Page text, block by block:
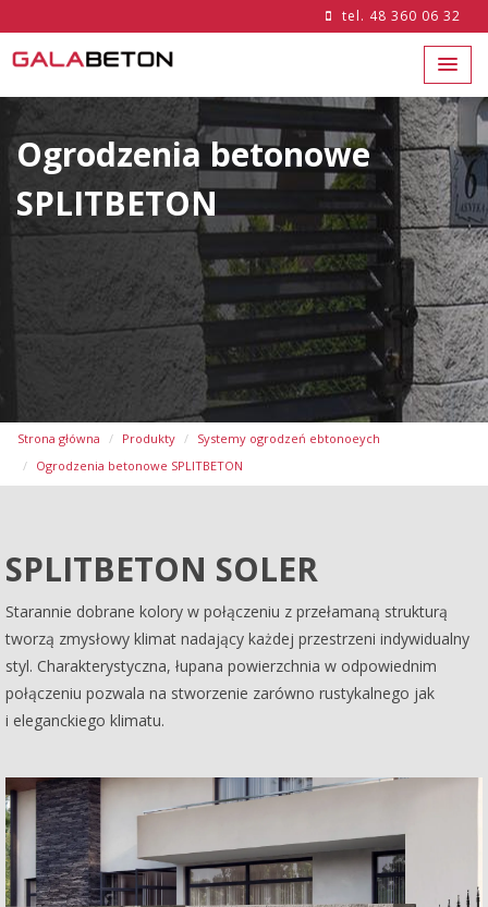
tel. 48 360 06 32
Ogrodzenia betonowe
SPLITBETON
Strona główna Produkty
Systemy ogrodzeń ebtonoeych
Ogrodzenia betonowe SPLITBETON
SPLITBETON SOLER
Starannie dobrane kolory w połączeniu z przełamaną strukturą
tworzą zmysłowy klimat nadający każdej przestrzeni indywidualny
styl. Charakterystyczna, łupana powierzchnia w odpowiednim
połączeniu pozwala na stworzenie zarówno rustykalnego jak
i eleganckiego klimatu.